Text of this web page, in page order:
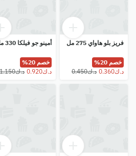
فريز بلو هاواي 275 مل
خصم 20%
أمينو جو فيلكا 330 مل
خصم 20%
⁦د.ك0.920⁩
⁦د.ك1.150⁩